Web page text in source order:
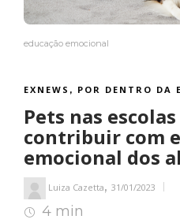
educação emocional
EXNEWS , POR DENTRO DA
Pets nas
contribuir com
emocional dos
Luiza Cazetta, 31/01/2023
4 min